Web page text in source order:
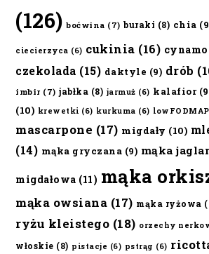
(126) boćwina (7) buraki (8) chia
ciecierzyca (6) cukinia (16)
czekolada (15) daktyle (9) drób
imbir (7) jabłka (8) jarmuż (6) kalafior
(10) krewetki (6) kurkuma (6) lowFODMAP
mascarpone (17) migdały (10)
(14) mąka gryczana (9) mąka
migdałowa (11) mąka
mąka owsiana (17) mąka ryżowa
ryżu kleistego (18) orzechy
włoskie (8) pistacje (6) pstrąg (6)